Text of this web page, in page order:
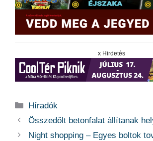
x Hirdetés
Kategória
Híradók
Összedőlt betonfalat állítanak
Night shopping – Egyes boltok